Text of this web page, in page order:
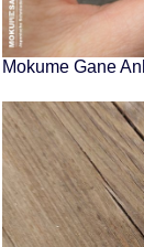
Mokume Gane